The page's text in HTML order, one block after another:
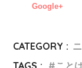
Google+
CATEGORY :
TAGS :
こと